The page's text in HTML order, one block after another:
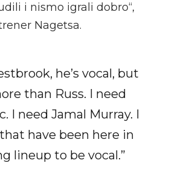
i nismo igrali dobro“,
Nagetsa.
he’s vocal, but
than Russ. I need
I need Jamal Murray. I
have been here in
lineup to be vocal.”